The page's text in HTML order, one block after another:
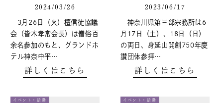
2024/03/26
3月26日（火）檀信徒協議
会（皆木孝常会長）は僧俗百
余名参加のもと、グランドホ
テル神奈中平…
詳しくはこちら
2023/06/17
神奈川県第三部宗務所は6
月17日（土）、18日（日）
の両日、身延山開創750年慶
讃団体参拝…
詳しくはこちら
イベント・活動 イベント・活動